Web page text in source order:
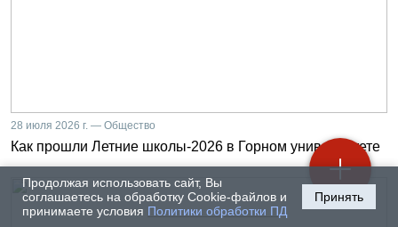
Продолжая использовать сайт, Вы
соглашаетесь на обработку Cookie-файлов и
принимаете условия Политики обработки ПД
Принять
28 июля 2026 г. — Общество
Как прошли Летние школы-2026 в Горном университете